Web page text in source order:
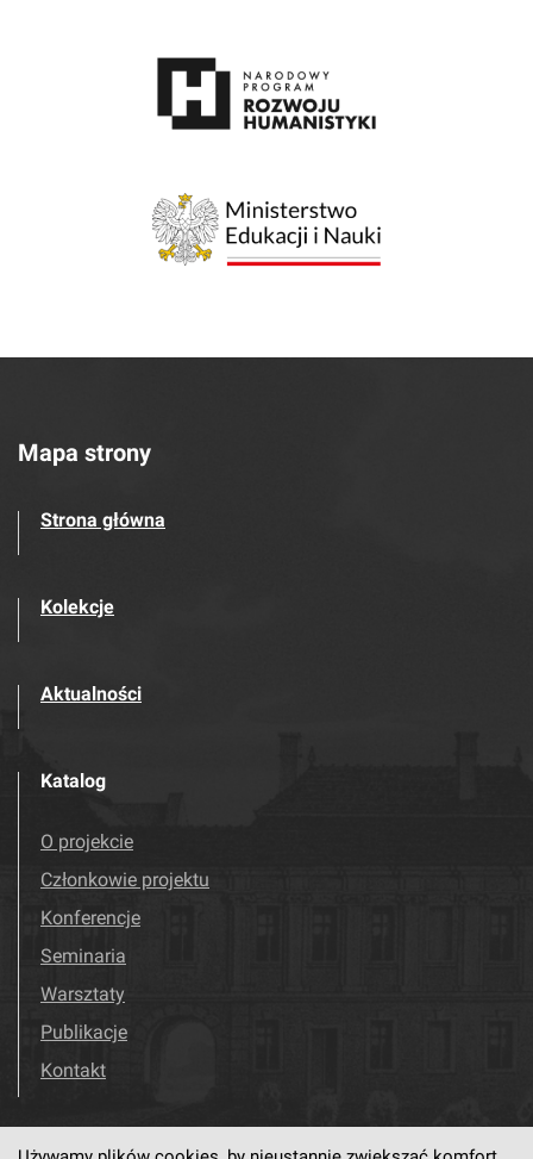
Mapa strony
Strona główna
Kolekcje
Aktualności
Katalog
O projekcie
Członkowie projektu
Konferencje
Seminaria
Warsztaty
Publikacje
Kontakt